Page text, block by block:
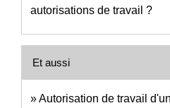
autorisations de travail ?
Et aussi
Autorisation de travail